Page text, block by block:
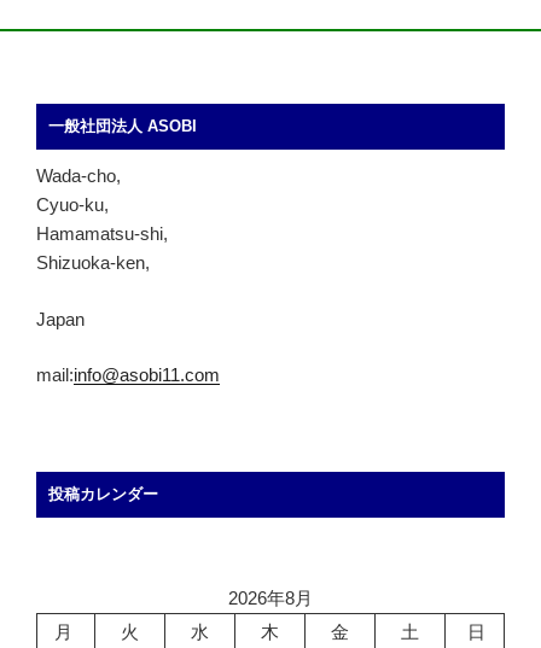
一般社団法人 ASOBI
Wada-cho,
Cyuo-ku,
Hamamatsu-shi,
Shizuoka-ken,
Japan
mail:info@asobi11.com
投稿カレンダー
2026年8月
月
火 水 木 金 土
日